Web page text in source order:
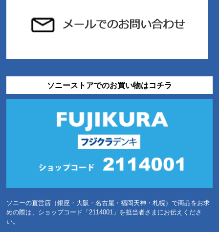
ソニーストアでのお買い物はコチラ
ソニーの直営店（銀座・大阪・名古屋・福岡天神・札幌）で商品をお求
めの際は、ショップコード「2114001」を担当者さまにお伝えくださ
い。